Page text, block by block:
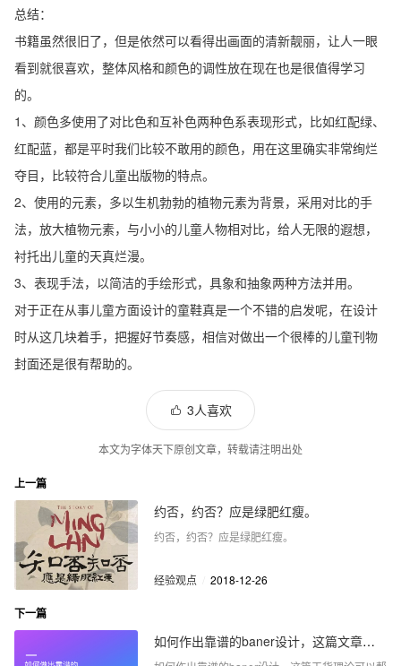
总结：
书籍虽然很旧了，但是依然可以看得出画面的清新靓丽，让人一眼
看到就很喜欢，整体风格和颜色的调性放在现在也是很值得学习
的。
1、颜色多使用了对比色和互补色两种色系表现形式，比如红配绿、
红配蓝，都是平时我们比较不敢用的颜色，用在这里确实非常绚烂
夺目，比较符合儿童出版物的特点。
2、使用的元素，多以生机勃勃的植物元素为背景，采用对比的手
法，放大植物元素，与小小的儿童人物相对比，给人无限的遐想，
衬托出儿童的天真烂漫。
3、表现手法，以简洁的手绘形式，具象和抽象两种方法并用。
对于正在从事儿童方面设计的童鞋真是一个不错的启发呢，在设计
时从这几块着手，把握好节奏感，相信对做出一个很棒的儿童刊物
封面还是很有帮助的。
3人喜欢
本文为字体天下原创文章，转载请注明出处
上一篇
约否，约否？应是绿肥红瘦。
约否，约否？应是绿肥红瘦。
经验观点 2018-12-26
下一篇
如何作出靠谱的baner设计，这篇文章能帮到你